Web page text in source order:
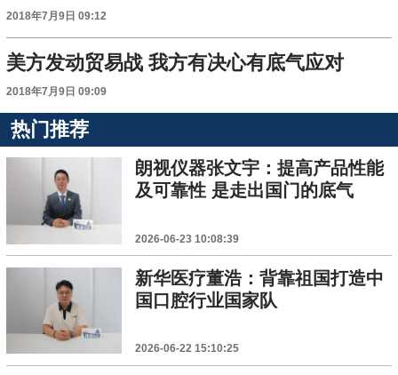
2018年7月9日 09:12
美方发动贸易战 我方有决心有底气应对
2018年7月9日 09:09
热门推荐
朗视仪器张文宇：提高产品性能
及可靠性 是走出国门的底气
2026-06-23 10:08:39
新华医疗董浩：背靠祖国打造中
国口腔行业国家队
2026-06-22 15:10:25